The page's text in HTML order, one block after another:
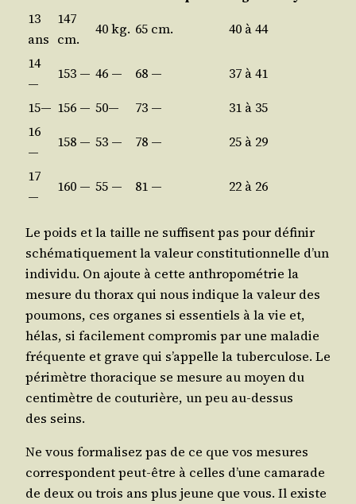
13
ans
147
cm.
40 kg. 65 cm.
40 à 44
14
—
153 — 46 — 68 —
37 à 41
15— 156 — 50— 73 —
31 à 35
16
—
158 — 53 — 78 —
25 à 29
17
—
160 — 55 — 81 — 22 à 26
Le poids et la taille ne suf­fisent pas pour défi­nir
sché­ma­ti­que­ment la valeur consti­tu­tion­nelle d’un
indi­vi­du. On ajoute à cette anthro­po­mé­trie la
mesure du tho­rax qui nous indique la valeur des
pou­mons, ces organes si essen­tiels à la vie et,
hélas, si faci­le­ment com­pro­mis par une mala­die
fré­quente et grave qui s’ap­pelle la tuber­cu­lose. Le
péri­mètre tho­ra­cique se mesure au moyen du
cen­ti­mètre de cou­tu­rière, un peu au-des­sus
des seins.
Ne vous for­ma­li­sez pas de ce que vos mesures
cor­res­pondent peut-être à celles d’une cama­rade
de deux ou trois ans plus jeune que vous. Il existe